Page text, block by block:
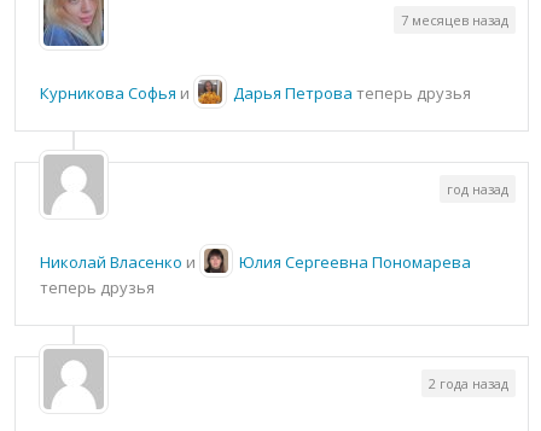
Курникова Софья и Дарья Петрова теперь друзья
7 месяцев назад
Николай Власенко и
Юлия Сергеевна Пономарева
теперь друзья
год назад
2 года назад